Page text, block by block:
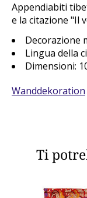
Appendiabiti
e la citazione "Il
Decorazione
Lingua della
Dimensioni:
Wanddekoration
Ti
Product